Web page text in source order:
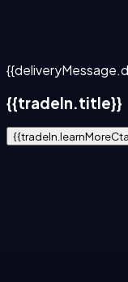
{{tradeIn.title}}